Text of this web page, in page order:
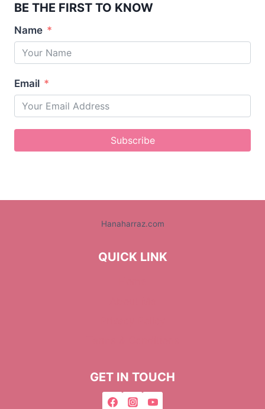
BE THE FIRST TO KNOW
Name
Email
Subscribe
Hanaharraz.com
QUICK LINK
GET IN TOUCH